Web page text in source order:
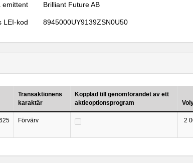
emittent Brilliant Future AB
LEI-kod 8945000UY9139ZSN0U50
Transaktionens
karaktär
Kopplad till genomförandet av ett
aktieoptionsprogram
Förvärv 2